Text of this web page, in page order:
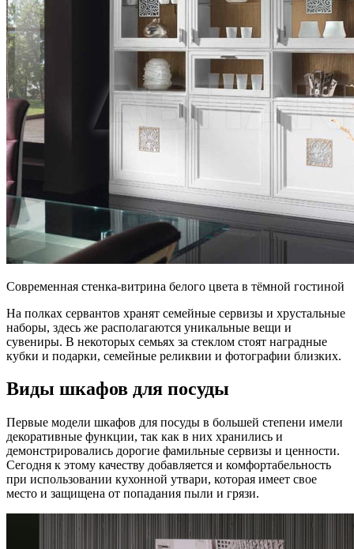
Современная стенка-витрина белого цвета в тёмной гостиной
На полках сервантов хранят семейные сервизы и хрустальные
наборы, здесь же располагаются уникальные вещи и
сувениры. В некоторых семьях за стеклом стоят наградные
кубки и подарки, семейные реликвии и фотографии близких.
Виды шкафов для посуды
Первые модели шкафов для посуды в большей степени имели
декоративные функции, так как в них хранились и
демонстрировались дорогие фамильные сервизы и ценности.
Сегодня к этому качеству добавляется и комфортабельность
при использовании кухонной утвари, которая имеет свое
место и защищена от попадания пыли и грязи.